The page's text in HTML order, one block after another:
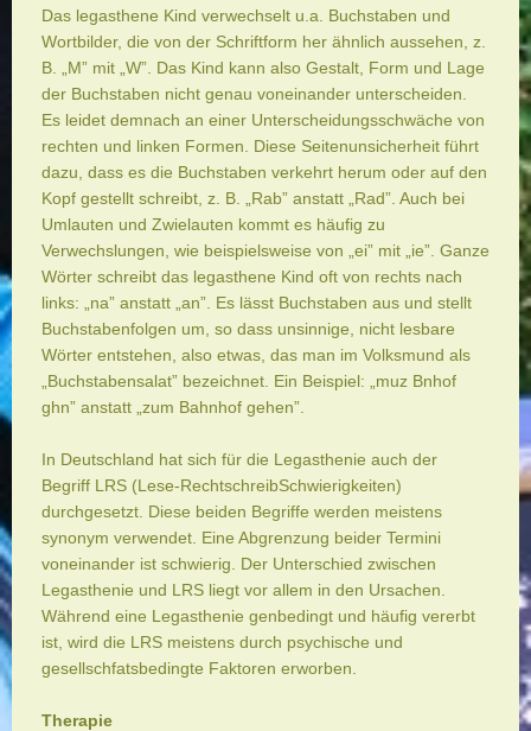
Das legasthene Kind verwechselt u.a. Buchstaben und
Wortbilder, die von der Schriftform her ähnlich aussehen, z.
B. „M” mit „W”. Das Kind kann also Gestalt, Form und Lage
der Buchstaben nicht genau voneinander unterscheiden.
Es leidet demnach an einer Unterscheidungsschwäche von
rechten und linken Formen. Diese Seitenunsicherheit führt
dazu, dass es die Buchstaben verkehrt herum oder auf den
Kopf gestellt schreibt, z. B. „Rab” anstatt „Rad”. Auch bei
Umlauten und Zwielauten kommt es häufig zu
Verwechslungen, wie beispielsweise von „ei” mit „ie”. Ganze
Wörter schreibt das legasthene Kind oft von rechts nach
links: „na” anstatt „an”. Es lässt Buchstaben aus und stellt
Buchstabenfolgen um, so dass unsinnige, nicht lesbare
Wörter entstehen, also etwas, das man im Volksmund als
„Buchstabensalat” bezeichnet. Ein Beispiel: „muz Bnhof
ghn” anstatt „zum Bahnhof gehen”.
In Deutschland hat sich für die Legasthenie auch der
Begriff LRS (Lese-RechtschreibSchwierigkeiten)
durchgesetzt. Diese beiden Begriffe werden meistens
synonym verwendet. Eine Abgrenzung beider Termini
voneinander ist schwierig. Der Unterschied zwischen
Legasthenie und LRS liegt vor allem in den Ursachen.
Während eine Legasthenie genbedingt und häufig vererbt
ist, wird die LRS meistens durch psychische und
gesellschfatsbedingte Faktoren erworben.
Therapie